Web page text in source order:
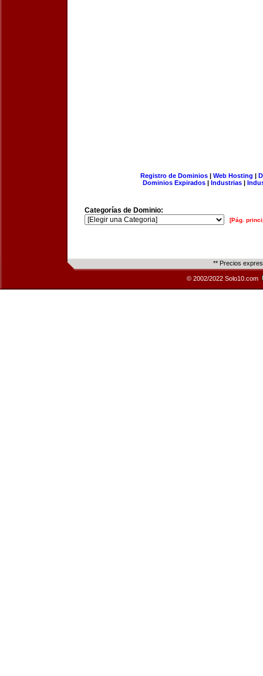
Registro de Dominios| Web Hosting |
Dominios Expirados | Industrias |
Categorías de Dominio:
[Pág.
** Precios
© 2002/2022 Solo10.com